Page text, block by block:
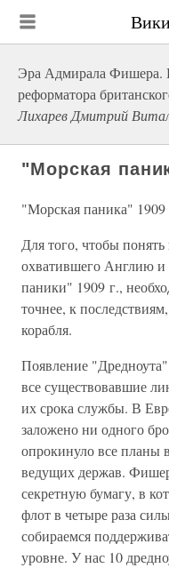
Эра Адмирала Фишера.
реформатора
Лихарев Дмитрий
"Морская
"Морская паника" 1909
Для того, чтобы
охватившего Англию и
паники" 1909 г.,
точнее, к
корабля.
Появление
все существовавшие
их срока службы. В
заложено ни одного
опрокинуло все планы
ведущих держав.
секретную бумагу, в
флот в четыре раза
собираемся
уровне. У нас 10